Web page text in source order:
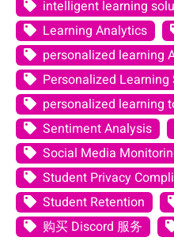
intelligent learning
Learning Analytics
personalized learning
Personalized Learning
personalized learning
Sentiment Analysis
Social Media
Student Privacy
Student Retention
购买 Discord 服务